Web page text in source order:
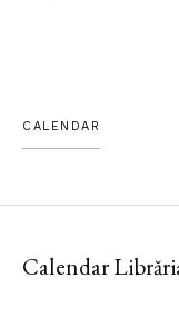
CALENDAR
Calendar